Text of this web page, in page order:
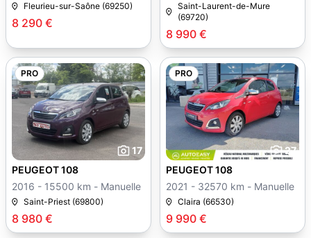
8 290 €
Fleurieu-sur-Saône (69250)
8 990 €
Saint-Laurent-de-Mure
(69720)
PRO
17
8 980 €
PEUGEOT 108
2016 - 15500 km - Manuelle
Saint-Priest (69800)
PRO
27
9 990 €
PEUGEOT 108
2021 - 32570 km - Manuelle
Claira (66530)